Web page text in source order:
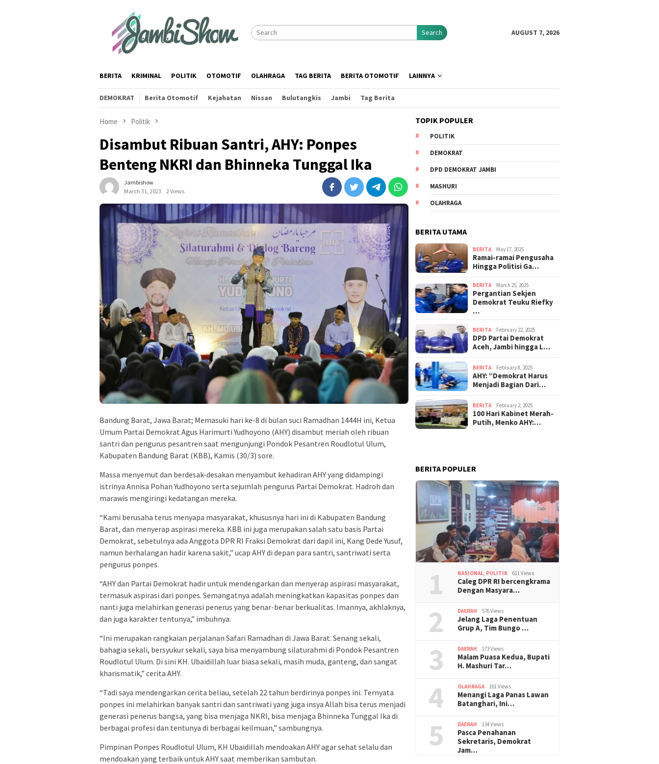
Search
AUGUST 7, 2026
BERITA KRIMINAL POLITIK OTOMOTIF OLAHRAGA TAG BERITA BERITA OTOMOTIF LAINNYA
DEMOKRAT Berita Otomotif Kejahatan Nissan Bulutangkis Jambi Tag Berita
Home Politik
Disambut Ribuan Santri, AHY: Ponpes
Benteng NKRI dan Bhinneka Tunggal Ika
Jambishow
March 31, 2023
2 Views
Bandung Barat, Jawa Barat; Memasuki hari ke-8 di bulan suci Ramadhan 1444H ini, Ketua
Umum Partai Demokrat Agus Harimurti Yudhoyono (AHY) disambut meriah oleh ribuan
santri dan pengurus pesantren saat mengunjungi Pondok Pesantren Roudlotul Ulum,
Kabupaten Bandung Barat (KBB), Kamis (30/3) sore.
Massa menyemut dan berdesak-desakan menyambut kehadiran AHY yang didampingi
istrinya Annisa Pohan Yudhoyono serta sejumlah pengurus Partai Demokrat. Hadroh dan
marawis mengiringi kedatangan mereka.
“Kami berusaha terus menyapa masyarakat, khususnya hari ini di Kabupaten Bandung
Barat, dan menyerap aspirasi mereka. KBB ini juga merupakan salah satu basis Partai
Demokrat, sebetulnya ada Anggota DPR RI Fraksi Demokrat dari dapil ini, Kang Dede Yusuf,
namun berhalangan hadir karena sakit,” ucap AHY di depan para santri, santriwati serta
pengurus ponpes.
“AHY dan Partai Demokrat hadir untuk mendengarkan dan menyerap aspirasi masyarakat,
termasuk aspirasi dari ponpes. Semangatnya adalah meningkatkan kapasitas ponpes dan
nanti juga melahirkan generasi penerus yang benar-benar berkualitas. Imannya, akhlaknya,
dan juga karakter tentunya,” imbuhnya.
“Ini merupakan rangkaian perjalanan Safari Ramadhan di Jawa Barat. Senang sekali,
bahagia sekali, bersyukur sekali, saya bisa menyambung silaturahmi di Pondok Pesantren
Roudlotul Ulum. Di sini KH. Ubaidillah luar biasa sekali, masih muda, ganteng, dan sangat
kharismatik,” cerita AHY.
“Tadi saya mendengarkan cerita beliau, setelah 22 tahun berdirinya ponpes ini. Ternyata
ponpes ini melahirkan banyak santri dan santriwati yang juga insya Allah bisa terus menjadi
generasi penerus bangsa, yang bisa menjaga NKRI, bisa menjaga Bhinneka Tunggal Ika di
berbagai profesi dan tentunya di berbagai keilmuan,” sambungnya.
Pimpinan Ponpes Roudlotul Ulum, KH Ubaidillah mendoakan AHY agar sehat selalu dan
mendoakan yang terbaik untuk AHY saat memberikan sambutan.
TOPIK POPULER
POLITIK
DEMOKRAT
DPD DEMOKRAT JAMBI
MASHURI
OLAHRAGA
BERITA UTAMA
BERITA May 17, 2025
Ramai-ramai Pengusaha
Hingga Politisi Ga…
BERITA March 25, 2025
Pergantian Sekjen
Demokrat Teuku Riefky
…
BERITA February 22, 2025
DPD Partai Demokrat
Aceh, Jambi hingga L…
BERITA February 8, 2025
AHY: “Demokrat Harus
Menjadi Bagian Dari…
BERITA February 2, 2025
100 Hari Kabinet Merah-
Putih, Menko AHY:…
BERITA POPULER
1 NASIONAL, POLITIK 611 Views
Caleg DPR RI bercengkrama
Dengan Masyara…
2 DAERAH 576 Views
Jelang Laga Penentuan
Grup A, Tim Bungo …
3 DAERAH 173 Views
Malam Puasa Kedua, Bupati
H. Mashuri Tar…
4 OLAHRAGA 161 Views
Menangi Laga Panas Lawan
Batanghari, Ini…
5 DAERAH 134 Views
Pasca Penahanan
Sekretaris, Demokrat
Jam…